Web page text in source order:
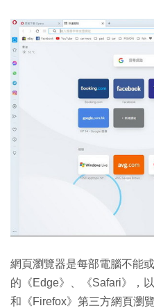
網頁瀏覽器是每部電腦不能
的《Edge》、《Safari》，
和《Firefox》第三方網頁瀏